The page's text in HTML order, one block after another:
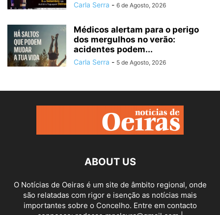
Carla Serra - 6 de Agosto, 2026
Médicos alertam para o perigo
dos mergulhos no verão:
acidentes podem...
Carla Serra - 5 de Agosto, 2026
ABOUT US
O Notícias de Oeiras é um site de âmbito regional, onde
são relatadas com rigor e isenção as notícias mais
importantes sobre o Concelho. Entre em contacto